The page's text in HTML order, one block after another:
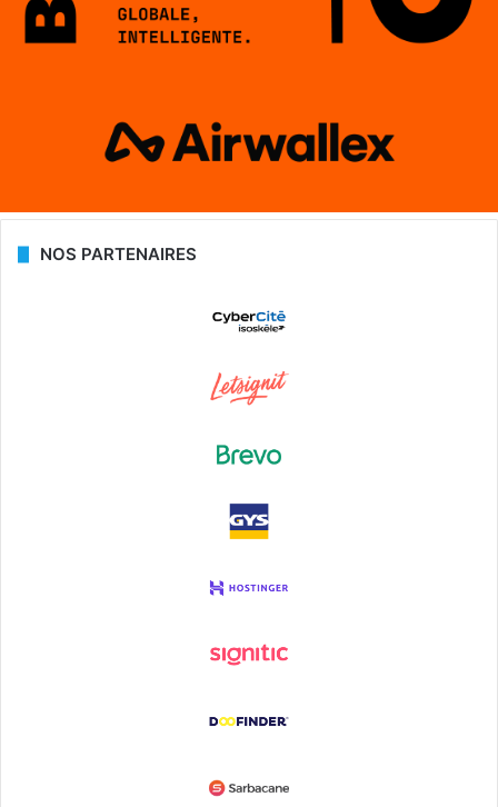
NOS PARTENAIRES